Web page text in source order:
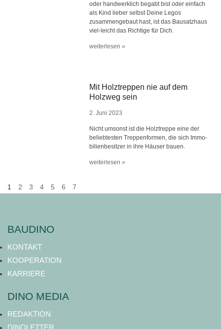
oder handwerklich begabt bist oder einfach
als Kind lieber selbst Deine Legos
zusammengebaut hast, ist das Bausatzhaus
viel-leicht das Richtige für Dich.
weiterlesen »
Mit Holztreppen nie auf dem
Holzweg sein
2. Juni 2023
Nicht umsonst ist die Holztreppe eine der
beliebtesten Treppenformen, die sich Immo-
bilienbesitzer in ihre Häuser bauen.
weiterlesen »
1 2 3 4 5 6 7
BAUDINO
KONTAKT
KOOPERATION
KARRIERE
DINO MEDIA
REDAKTION
DINOLETTER